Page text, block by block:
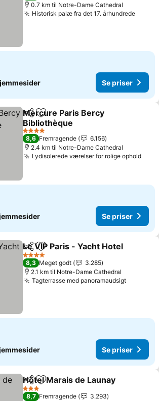
0.7 km til Notre-Dame Cathedral
Historisk palæ fra det 17. århundrede
Se priser
Del Føj til favoritter
Mercure Paris Bercy
Bibliothèque
4 Stjerner
8,6 Fremragende
6.156
2.4 km til Notre-Dame Cathedral
Lydisolerede værelser for rolige ophold
Se priser
Del Føj til favoritter
Le VIP Paris - Yacht Hotel
4 Stjerner
8,3 Meget godt
3.285
2.1 km til Notre-Dame Cathedral
Tagterrasse med panoramaudsigt
Se priser
Del Føj til favoritter
Hôtel Marais de Launay
3 Stjerner
8,7 Fremragende
3.293